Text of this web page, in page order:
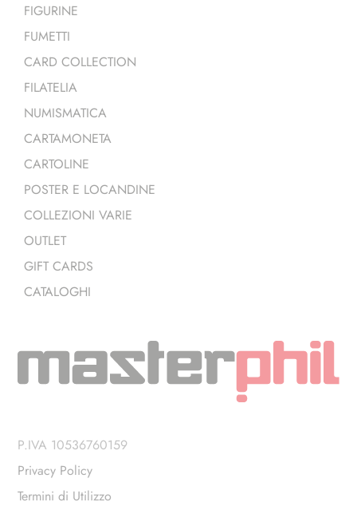
FIGURINE
FUMETTI
CARD COLLECTION
FILATELIA
NUMISMATICA
CARTAMONETA
CARTOLINE
POSTER E LOCANDINE
COLLEZIONI VARIE
OUTLET
GIFT CARDS
CATALOGHI
P.IVA 10536760159
Privacy Policy
Termini di Utilizzo